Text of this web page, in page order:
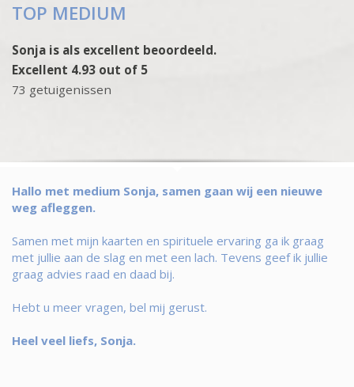
TOP MEDIUM
Sonja is als excellent beoordeeld.
Excellent 4.93 out of 5
73 getuigenissen
Hallo met medium Sonja, samen gaan wij een nieuwe
weg afleggen.
Samen met mijn kaarten en spirituele ervaring ga ik graag
met jullie aan de slag en met een lach. Tevens geef ik jullie
graag advies raad en daad bij.
Hebt u meer vragen, bel mij gerust.
Heel veel liefs, Sonja.